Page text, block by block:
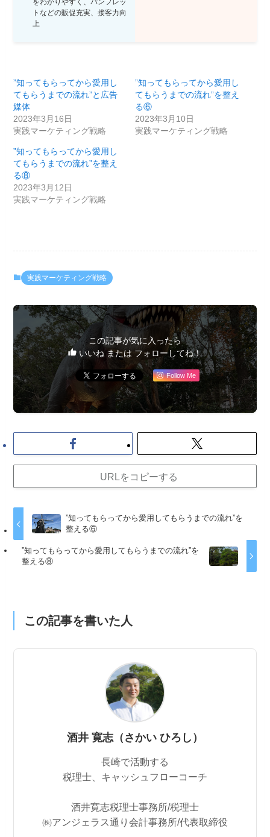
トなどの販促充実、接客力向
上
”知ってもらってから愛用し
てもらうまでの流れ”と広告
媒体
2023年3月16日
実践マーケティング戦略
”知ってもらってから愛用し
てもらうまでの流れ”を整え
る⑥
2023年3月10日
実践マーケティング戦略
”知ってもらってから愛用し
てもらうまでの流れ”を整え
る⑧
2023年3月12日
実践マーケティング戦略
実践マーケティング戦略
この記事が気に入ったら
いいね または フォローしてね！
Follow Me
URLをコピーする
”知ってもらってから愛用してもらうまでの流れ”を
整える⑥
”知ってもらってから愛用してもらうまでの流れ”を
整える⑧
この記事を書いた人
酒井 寛志（さかい ひろし）
長崎で活動する
税理士、キャッシュフローコーチ
酒井寛志税理士事務所/税理士
㈱アンジェラス通り会計事務所/代表取締役